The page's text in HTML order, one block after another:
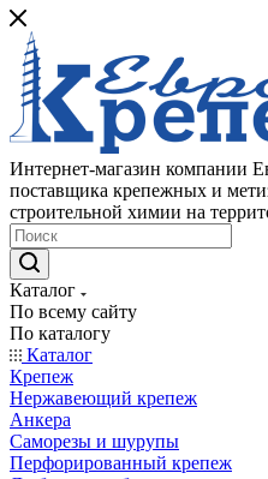
Интернет-магазин компании
поставщика крепежных и
строительной химии на
Каталог
По всему сайту
По каталогу
Каталог
Крепеж
Нержавеющий крепеж
Анкера
Саморезы и шурупы
Перфорированный крепеж